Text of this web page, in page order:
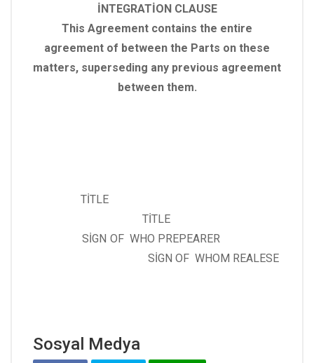
İNTEGRATİON CLAUSE
This Agreement contains the entire
agreement of between the Parts on these
matters, superseding any previous agreement
between them.
TİTLE
TİTLE
SİGN OF WHO PREPEARER
SİGN OF WHOM REALESE
Sosyal Medya